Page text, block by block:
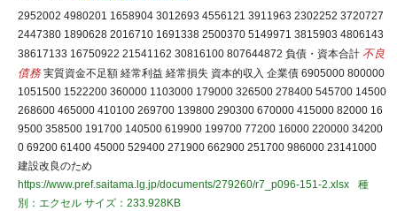
2952002 4980201 1658904 3012693 4556121 3911963 2302252 3720727
2447380 1890628 2016710 1691338 2500370 5149971 3815903 4806143
38617133 16750922 21541162 30816100 807644872 負債・資本合計 不良
債務実質資金不足額 経常利益 経常損失 資本的収入 企業債 6905000 800000
1051500 1522200 360000 1103000 179000 326500 278400 545700 14500
268600 465000 410100 269700 139800 290300 670000 415000 82000 16
9500 358500 191700 140500 619900 199700 77200 16000 220000 34200
0 69200 61400 45000 529400 271900 662900 251700 986000 23141000
建設改良のため
https://www.pref.saitama.lg.jp/documents/279260/r7_p096-151-2.xlsx
種
別：エクセル サイズ：233.928KB